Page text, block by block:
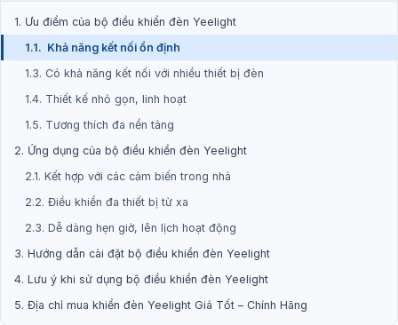
1. Ưu điểm của bộ điều khiển đèn Yeelight
1.1. Khả năng kết nối ổn định
1.3. Có khả năng kết nối với nhiều thiết bị đèn
1.4. Thiết kế nhỏ gọn, linh hoạt
1.5. Tương thích đa nền tảng
2. Ứng dụng của bộ điều khiển đèn Yeelight
2.1. Kết hợp với các cảm biến trong nhà
2.2. Điều khiển đa thiết bị từ xa
2.3. Dễ dàng hẹn giờ, lên lịch hoạt động
3. Hướng dẫn cài đặt bộ điều khiển đèn Yeelight
4. Lưu ý khi sử dụng bộ điều khiển đèn Yeelight
5. Địa chỉ mua khiển đèn Yeelight Giá Tốt – Chính Hãng